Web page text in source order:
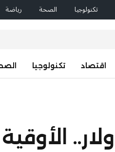
تكنولوجيا الصحة رياضة
اقتصاد تكنولوجيا